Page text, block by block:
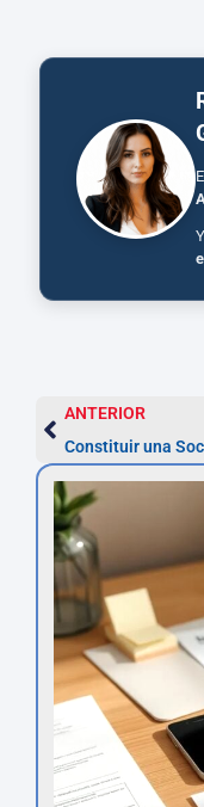
ANTERIOR
Constituir una